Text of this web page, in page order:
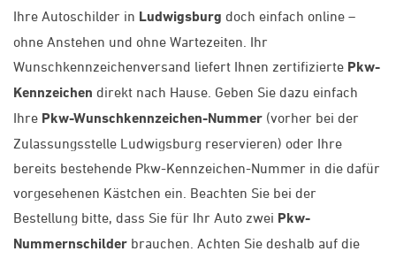
Ihre Autoschilder in Ludwigsburg doch einfach online –
ohne Anstehen und ohne Wartezeiten. Ihr
Wunschkennzeichenversand liefert Ihnen zertifizierte Pkw-
Kennzeichen direkt nach Hause. Geben Sie dazu einfach
Ihre Pkw-Wunschkennzeichen-Nummer (vorher bei der
Zulassungsstelle Ludwigsburg reservieren) oder Ihre
bereits bestehende Pkw-Kennzeichen-Nummer in die dafür
vorgesehenen Kästchen ein. Beachten Sie bei der
Bestellung bitte, dass Sie für Ihr Auto zwei Pkw-
Nummernschilder brauchen. Achten Sie deshalb auf die